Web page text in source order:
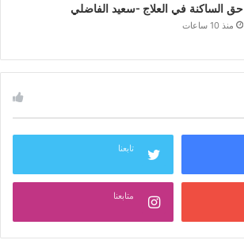
حق الساكنة في العلاج -سعيد الفاضلي
منذ 10 ساعات
تابعنا
متابعنا